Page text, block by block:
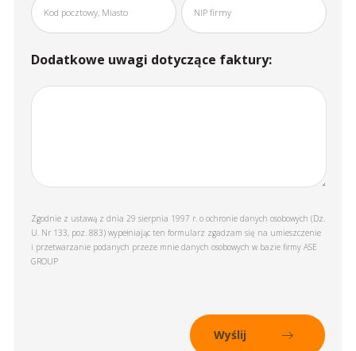
Dodatkowe uwagi dotyczące faktury:
Zgodnie z ustawą z dnia 29 sierpnia 1997 r. o ochronie danych osobowych (Dz.
U. Nr 133, poz. 883) wypełniając ten formularz zgadzam się na umieszczenie
i przetwarzanie podanych przeze mnie danych osobowych w bazie firmy ASE
GROUP